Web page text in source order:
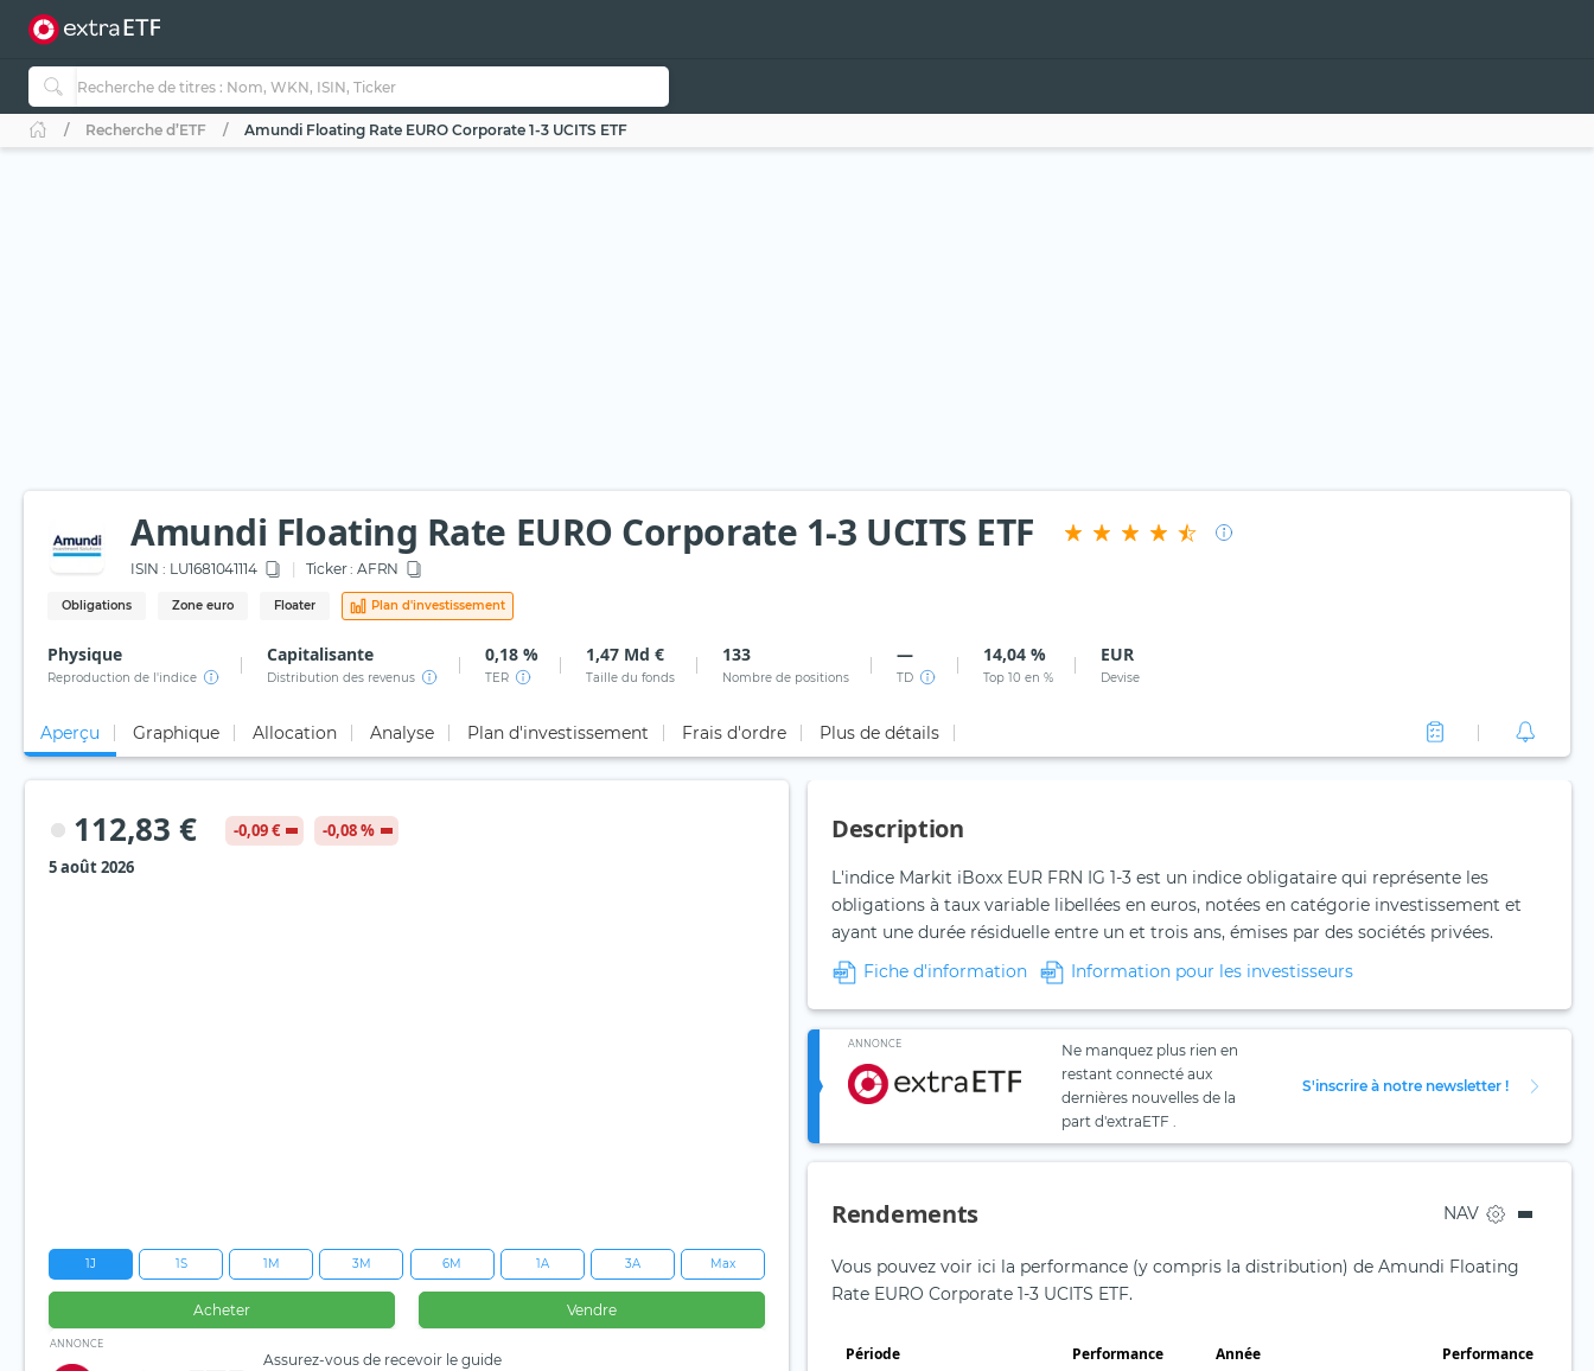
Recherche d’ETF Amundi Floating Rate EURO Corporate 1-3 UCITS ETF
Amundi Floating Rate EURO Corporate 1-3 UCITS ETF
ISIN : LU1681041114 Ticker : AFRN
Obligations Zone euro Floater Plan d'investissement
Physique
Reproduction de l'indice
Capitalisante
Distribution des revenus
0,18 %
TER
1,47 Md €
Taille du fonds
133
Nombre de positions
—
TD
14,04 %
Top 10 en %
EUR
Devise
Aperçu Graphique Allocation Analyse Plan d'investissement Frais d'ordre Plus de détails
112,83 € -0,09 €
-0,08 %
5 août 2026
1J 1S 1M 3M 6M 1A 3A Max
Acheter Vendre
ANNONCE
Assurez-vous de recevoir le guide
Description
L'indice Markit iBoxx EUR FRN IG 1-3 est un indice obligataire qui représente les
obligations à taux variable libellées en euros, notées en catégorie investissement et
ayant une durée résiduelle entre un et trois ans, émises par des sociétés privées.
Fiche d'information
Information pour les investisseurs
ANNONCE
Ne manquez plus rien en
restant connecté aux
dernières nouvelles de la
part d'extraETF .
S'inscrire à notre newsletter !
Rendements NAV
Vous pouvez voir ici la performance (y compris la distribution) de Amundi Floating
Rate EURO Corporate 1-3 UCITS ETF.
Période Performance Année Performance